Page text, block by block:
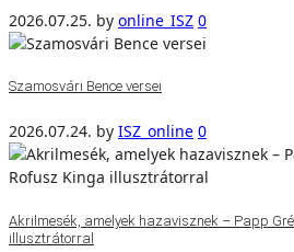
2026.07.25. by online_ISZ 0
Szamosvári Bence versei
2026.07.24. by ISZ_online 0
Akrilmesék, amelyek hazavisznek – Papp
illusztrátorral